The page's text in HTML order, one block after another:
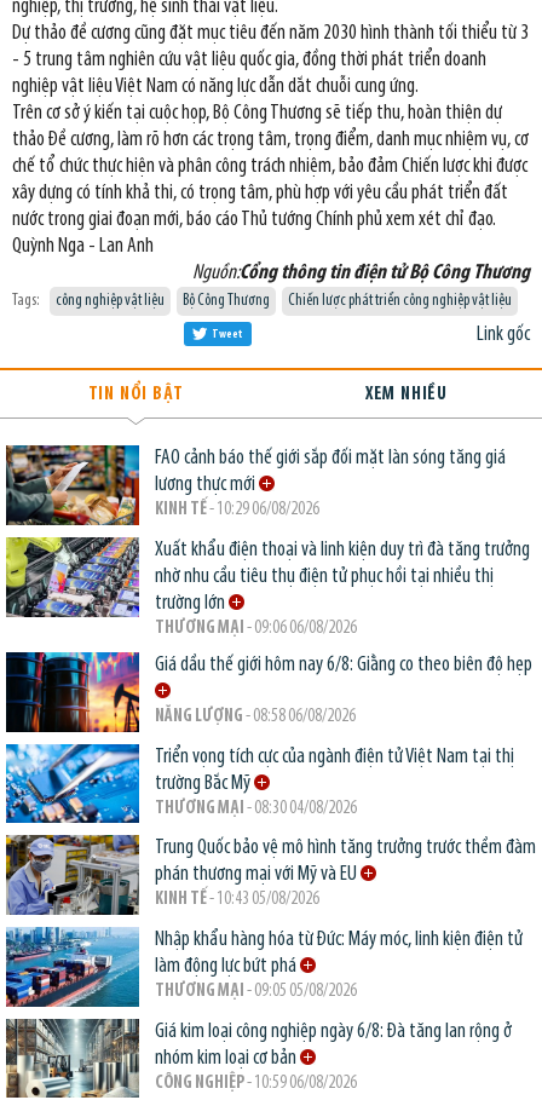
nghiệp, thị trường, hệ sinh thái vật liệu.
Dự thảo đề cương cũng đặt mục tiêu đến năm 2030 hình thành tối thiểu từ 3
- 5 trung tâm nghiên cứu vật liệu quốc gia, đồng thời phát triển doanh
nghiệp vật liệu Việt Nam có năng lực dẫn dắt chuỗi cung ứng.
Trên cơ sở ý kiến tại cuộc họp, Bộ Công Thương sẽ tiếp thu, hoàn thiện dự
thảo Đề cương, làm rõ hơn các trọng tâm, trọng điểm, danh mục nhiệm vụ, cơ
chế tổ chức thực hiện và phân công trách nhiệm, bảo đảm Chiến lược khi được
xây dựng có tính khả thi, có trọng tâm, phù hợp với yêu cầu phát triển đất
nước trong giai đoạn mới, báo cáo Thủ tướng Chính phủ xem xét chỉ đạo.
Quỳnh Nga - Lan Anh
Nguồn:Cổng thông tin điện tử Bộ Công Thương
Tags: công nghiệp vật liệu Bộ Công Thương Chiến lược phát triển công nghiệp vật liệu
Link gốc
Tweet
TIN NỔI BẬT XEM NHIỀU
FAO cảnh báo thế giới sắp đối mặt làn sóng tăng giá
lương thực mới
KINH TẾ- 10:29 06/08/2026
Xuất khẩu điện thoại và linh kiện duy trì đà tăng trưởng
nhờ nhu cầu tiêu thụ điện tử phục hồi tại nhiều thị
trường lớn
THƯƠNG MẠI - 09:06 06/08/2026
Giá dầu thế giới hôm nay 6/8: Giằng co theo biên độ hẹp
NĂNG LƯỢNG - 08:58 06/08/2026
Triển vọng tích cực của ngành điện tử Việt Nam tại thị
trường Bắc Mỹ
THƯƠNG MẠI - 08:30 04/08/2026
Trung Quốc bảo vệ mô hình tăng trưởng trước thềm đàm
phán thương mại với Mỹ và EU
KINH TẾ- 10:43 05/08/2026
Nhập khẩu hàng hóa từ Đức: Máy móc, linh kiện điện tử
làm động lực bứt phá
THƯƠNG MẠI - 09:05 05/08/2026
Giá kim loại công nghiệp ngày 6/8: Đà tăng lan rộng ở
nhóm kim loại cơ bản
CÔNG NGHIỆP- 10:59 06/08/2026